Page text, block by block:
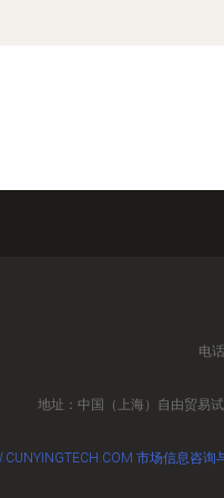
电
地址：中国（上海）自由贸易
市场信息咨询